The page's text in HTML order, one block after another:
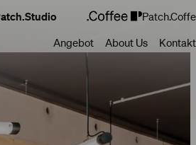
Angebot
About Us Kontakt